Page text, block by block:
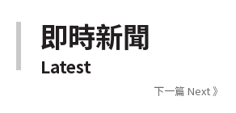
即時新聞
Latest
下一篇 Next 》